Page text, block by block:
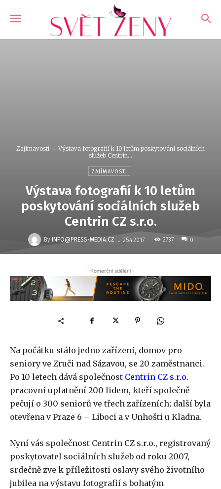
Zajímavosti
Výstava fotografií k 10 letům poskytování sociálních
služeb Centrin...
ZAJÍMAVOSTI
Výstava fotografií k 10 letům
poskytování sociálních služeb
Centrin CZ s.r.o.
By INFO@PRESS-MEDIA.CZ - 25.4.2017 2737 0
- Komerční sdělení -
Na počátku stálo jedno zařízení, domov pro
seniory ve Zruči nad Sázavou, se 20 zaměstnanci.
Po 10 letech dává společnost Centrin CZ s.r.o.
pracovní uplatnění 200 lidem, kteří společně
pečují o 300 seniorů ve třech zařízeních; další byla
otevřena v Praze 6 – Liboci a v Unhošti u Kladna.
Nyní vás společnost Centrin CZ s.r.o., registrovaný
poskytovatel sociálních služeb od roku 2007,
srdečně zve k příležitosti oslavy svého životního
jubilea na výstavu fotografií s bohatým